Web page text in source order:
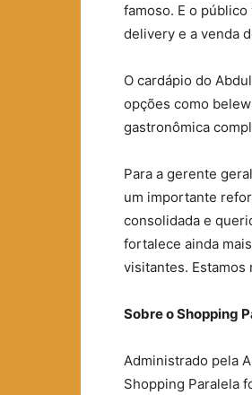
famoso. E o
delivery e a venda
O cardápio do
opções como
gastronômica
Para a gerente
um importante
consolidada e
fortalece ainda
visitantes. Estamos
Sobre o Shopping
Administrado pela
Shopping Paralela